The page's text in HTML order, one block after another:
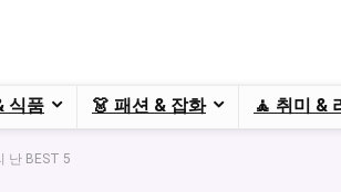
식품 👗 패션 & 잡화 🧘 취미 &
난 BEST 5